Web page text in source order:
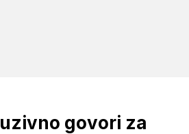
govori za